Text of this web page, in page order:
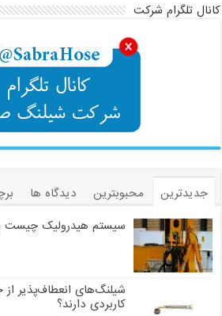
کانال تلگرام شرکت
جدیدترین محبوبترین دیدگاه ها
سیستم هیدرولیک چیست
شیلنگ‌های انعطاف‌پذیر
کاربردی دارند؟